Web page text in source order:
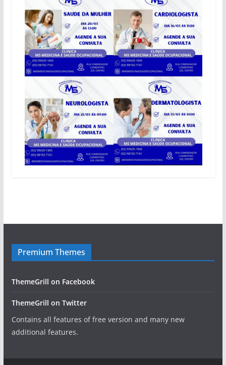
Premium Themes
ThemeGrill on Facebook
ThemeGrill on Twitter
Contains all features of free version and many new
additional features.